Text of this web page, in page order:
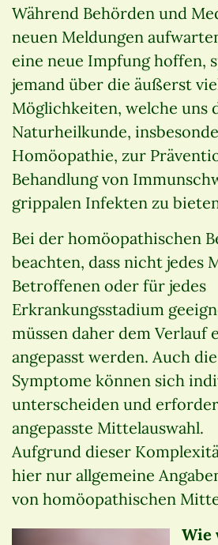
Während Behörden und
neuen Meldungen
eine neue Impfung hoffen,
jemand über die äußerst
Möglichkeiten, welche uns
Naturheilkunde,
Homöopathie, zur
Behandlung von
grippalen Infekten zu
Bei der homöopathischen
beachten, dass nicht jedes
Betroffenen oder für jedes
Erkrankungsstadium
müssen daher dem Verlauf
angepasst werden. Auch
Symptome können sich
unterscheiden und
angepasste Mittelauswahl.
Aufgrund dieser
hier nur allgemeine
von homöopathischen
Wie